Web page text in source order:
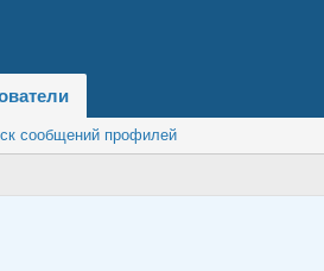
сообщений профилей